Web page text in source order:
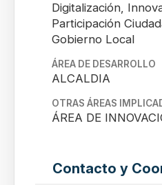
Digitalización,
Participación
Gobierno Local
ÁREA DE DESARROLLO
ALCALDIA
OTRAS ÁREAS
ÁREA DE
Contacto y